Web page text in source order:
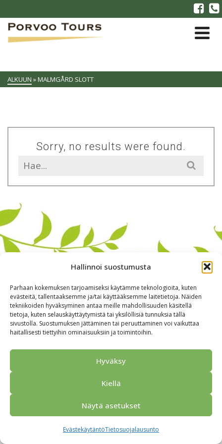
Hallinnoi suostumusta
Parhaan kokemuksen tarjoamiseksi käytämme teknologioita, kuten
evästeitä, tallentaaksemme ja/tai käyttääksemme laitetietoja. Näiden
tekniikoiden hyväksyminen antaa meille mahdollisuuden käsitellä
tietoja, kuten selauskäyttäytymistä tai yksilöllisiä tunnuksia tällä
sivustolla. Suostumuksen jättäminen tai peruuttaminen voi vaikuttaa
haitallisesti tiettyihin ominaisuuksiin ja toimintoihin.
Hyväksy
Kiellä
Näytä asetukset
EvästekäytäntöTietosuojalausunto
ALKUUN »MALMGÅRD SLOTT
Sorry, no results were found.
Search
for:
Alkuun Ryhmille Kokous & Ohjelmat
Yhteistyökumppanit
Tarjouspyyntö
Anna palautetta
Tietosuojaseloste
© 2026 Porvoo Tours - matkanjärjestäjä / FPW